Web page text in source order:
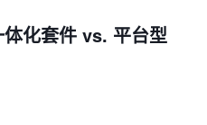
化套件 vs. 平台型